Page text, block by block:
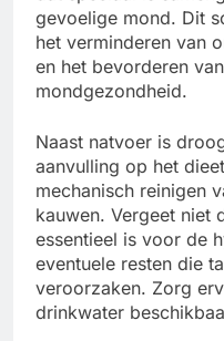
gevoelige mond. Dit
het verminderen van
en het bevorderen
mondgezondheid.
Naast natvoer is
aanvulling op het
mechanisch reinigen
kauwen. Vergeet niet
essentieel is voor de
eventuele resten die
veroorzaken. Zorg
drinkwater